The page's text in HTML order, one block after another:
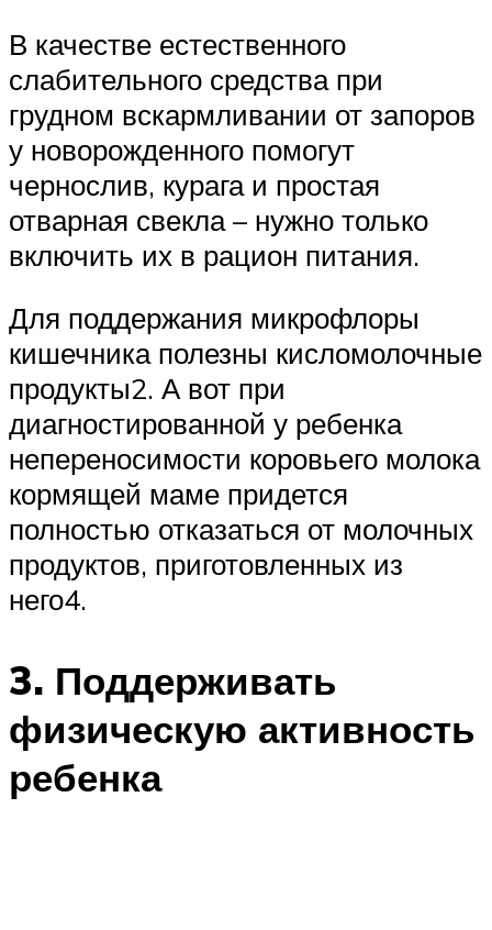
В качестве естественного
слабительного средства при
грудном вскармливании от запоров
у новорожденного помогут
чернослив, курага и простая
отварная свекла – нужно только
включить их в рацион питания.
Для поддержания микрофлоры
кишечника полезны кисломолочные
продукты2. А вот при
диагностированной у ребенка
непереносимости коровьего молока
кормящей маме придется
полностью отказаться от молочных
продуктов, приготовленных из
него4.
3. Поддерживать
физическую активность
ребенка